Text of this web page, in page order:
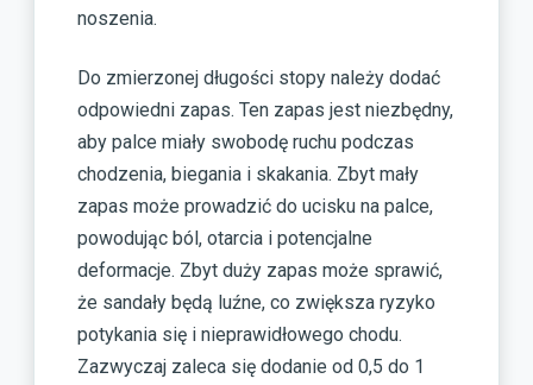
noszenia.
Do zmierzonej długości stopy należy dodać
odpowiedni zapas. Ten zapas jest niezbędny,
aby palce miały swobodę ruchu podczas
chodzenia, biegania i skakania. Zbyt mały
zapas może prowadzić do ucisku na palce,
powodując ból, otarcia i potencjalne
deformacje. Zbyt duży zapas może sprawić,
że sandały będą luźne, co zwiększa ryzyko
potykania się i nieprawidłowego chodu.
Zazwyczaj zaleca się dodanie od 0,5 do 1